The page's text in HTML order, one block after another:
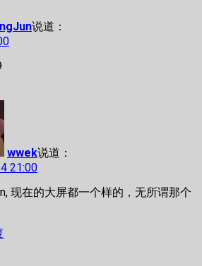
说道：
wwek说道：
21:00
现在的大屏都一个样的，无所谓那个